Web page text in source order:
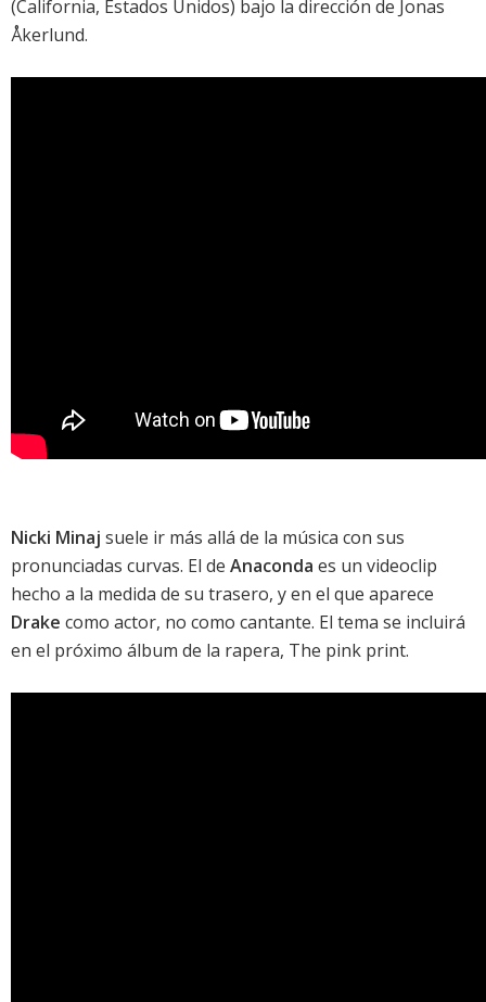
(California, Estados Unidos) bajo la dirección de Jonas
Åkerlund.
Nicki Minaj suele ir más allá de la música con sus
pronunciadas curvas. El de Anaconda es un videoclip
hecho a la medida de su trasero, y en el que aparece
Drake como actor, no como cantante. El tema se incluirá
en el próximo álbum de la rapera, The pink print.